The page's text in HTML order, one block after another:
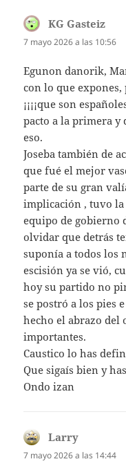
KG Gasteiz
7 mayo 2026 a las 10:56
Egunon danorik,
con lo que
¡¡¡¡que son
pacto a la primera y
eso.
Joseba también de
que fué el mejor
parte de su gran
implicación , tuvo
equipo de gobierno
olvidar que detrás
suponía a todos los
escisión ya se vió,
hoy su partido no
se postró a los pies
hecho el abrazo del
importantes.
Caustico lo has
Que sigaís bien y
Ondo izan
Larry
7 mayo 2026 a las 14:44